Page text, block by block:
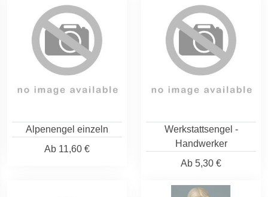
Alpenengel einzeln
Ab 11,60 €
Werkstattsengel -
Handwerker
Ab 5,30 €